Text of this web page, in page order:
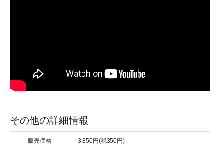
その他の詳細情報
販売価格 3,850円(税350円)